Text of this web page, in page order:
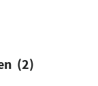
(2)